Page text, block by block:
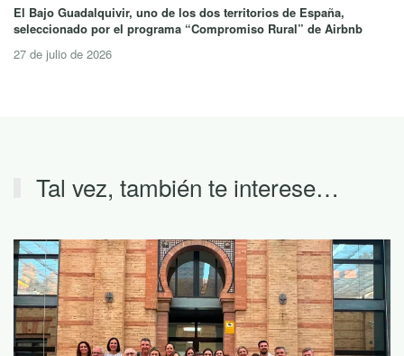
El Bajo Guadalquivir, uno de los dos territorios de España,
seleccionado por el programa “Compromiso Rural” de Airbnb
27 de julio de 2026
Tal vez, también te interese…